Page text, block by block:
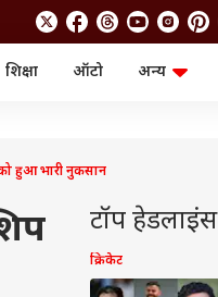
शिक्षा ऑटो
अन्य
म्यूचुअल फंड्स
आईपीओ
फोटो गैलरी
को हुआ भारी नुकसान
टॉप हेडलाइंस
क्रिकेट